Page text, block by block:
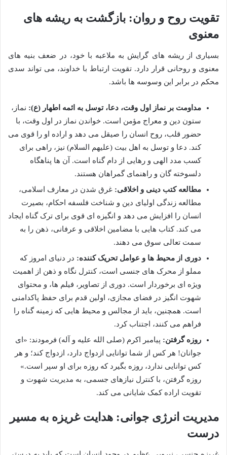
تقویت روح و روان: بازگشت به ریشه های
معنوی
بسیاری از ریشه های گرایش به ملاعبه با خود، در ضعف بنیه های
معنوی و روحانی قرار دارد. تقویت ارتباط با خداوند، می تواند سدی
محکم در برابر این وسوسه ها باشد.
مداومت بر نماز اول وقت، دعا، توسل به ائمه اطهار (ع): نماز،
ستون دین و معراج مؤمن است. خواندن نماز در اول وقت، با
حضور قلب، روح انسان را صیقل می دهد و اراده او را قوی می
کند. دعا و توسل به اهل بیت (علیهم السلام) نیز، راهی برای
کسب مدد الهی و رهایی از دام گناه است. آن ها پناهگاه
دلسوخته گان و راهنمای گمراهان هستند.
مطالعه کتب دینی و اخلاقی: غرق شدن در معارف اسلامی،
مطالعه زندگی اولیای دین و شناخت فلسفه احکام، بصیرت
انسان را افزایش می دهد و انگیزه ای قوی برای ترک گناه ایجاد
می کند. کتاب هایی با مضامین اخلاقی و عرفانی، ذهن را به
سمت تعالی سوق می دهند.
دوری از محیط ها و عوامل تحریک کننده: در دنیای امروز که
مملو از محرک های جنسی است، کنترل نگاه و ذهن از اهمیت
ویژه ای برخوردار است. دوری از تصاویر، فیلم ها، و محتوای
شهوت انگیز در فضای مجازی، اولین قدم برای حفظ پاکدامنی
است. همچنین، باید از مجالس و محیط هایی که زمینه گناه را
فراهم می کنند، اجتناب کرد.
روزه گرفتن: پیامبر اکرم (صلی الله علیه و آله) فرمودند: «ای
جوانان! هر کس از شما توانایی ازدواج دارد، ازدواج کند؛ و هر
کس توانایی ندارد، روزه بگیرد که روزه برای او سپر است.»
روزه گرفتن، با کنترل نیازهای جسمی، به مدیریت شهوت و
تقویت اراده کمک شایانی می کند.
مدیریت انرژی جوانی: هدایت غریزه به مسیر
درست